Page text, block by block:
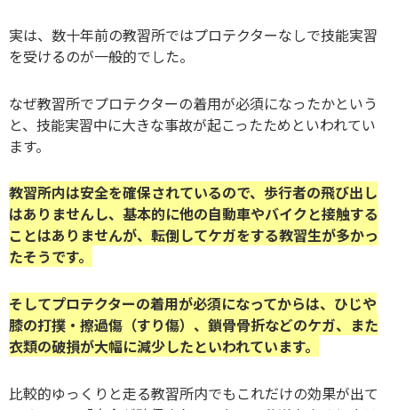
実は、数十年前の教習所ではプロテクターなしで技能実習
を受けるのが一般的でした。
なぜ教習所でプロテクターの着用が必須になったかという
と、技能実習中に大きな事故が起こったためといわれてい
ます。
教習所内は安全を確保されているので、歩行者の飛び出し
はありませんし、基本的に他の自動車やバイクと接触する
ことはありませんが、転倒してケガをする教習生が多かっ
たそうです。
そしてプロテクターの着用が必須になってからは、ひじや
膝の打撲・擦過傷（すり傷）、鎖骨骨折などのケガ、また
衣類の破損が大幅に減少したといわれています。
比較的ゆっくりと走る教習所内でもこれだけの効果が出て